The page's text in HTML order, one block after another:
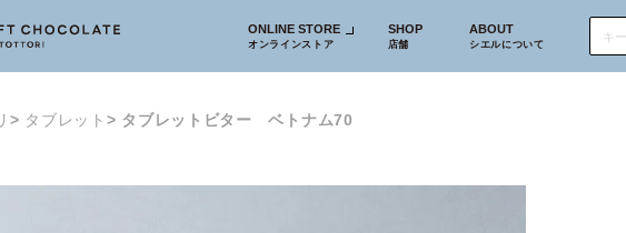
ONLINE STORE
オンラインストア
SHOP
店舗
ABOUT
シエルについて
タブレット タブレットビター ベトナム70